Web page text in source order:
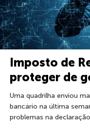
Imposto de
proteger de
Uma quadrilha enviou
bancário na última
problemas na